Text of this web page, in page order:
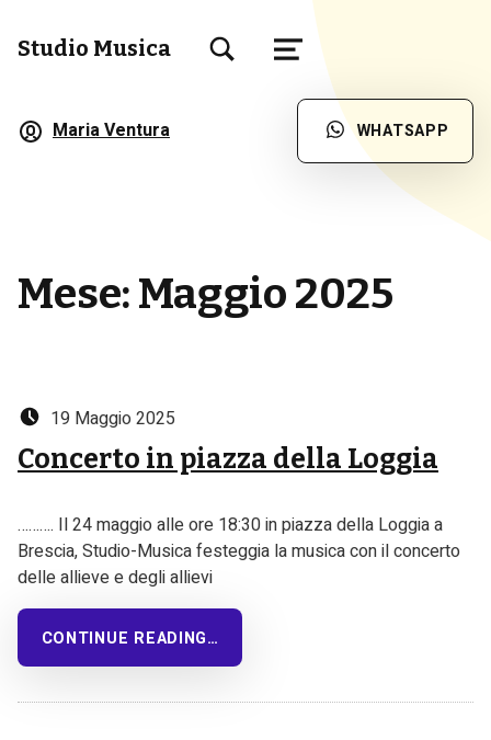
Studio Musica
MENU
Maria Ventura WHATSAPP
Mese:Maggio 2025
Posted on:
19 Maggio 2025
Concerto in piazza della Loggia
………. Il 24 maggio alle ore 18:30 in piazza della Loggia a
Brescia, Studio-Musica festeggia la musica con il concerto
delle allieve e degli allievi
CONTINUE READING…